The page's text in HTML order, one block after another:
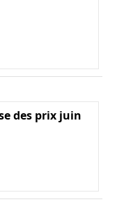
des prix juin